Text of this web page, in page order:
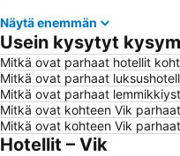
Näytä enemmän
Usein kysytyt
Mitkä ovat parhaat hotellit
Mitkä ovat parhaat
Mitkä ovat parhaat
Mitkä ovat kohteen Vik
Mitkä ovat kohteen Vik
Hotellit – Vik